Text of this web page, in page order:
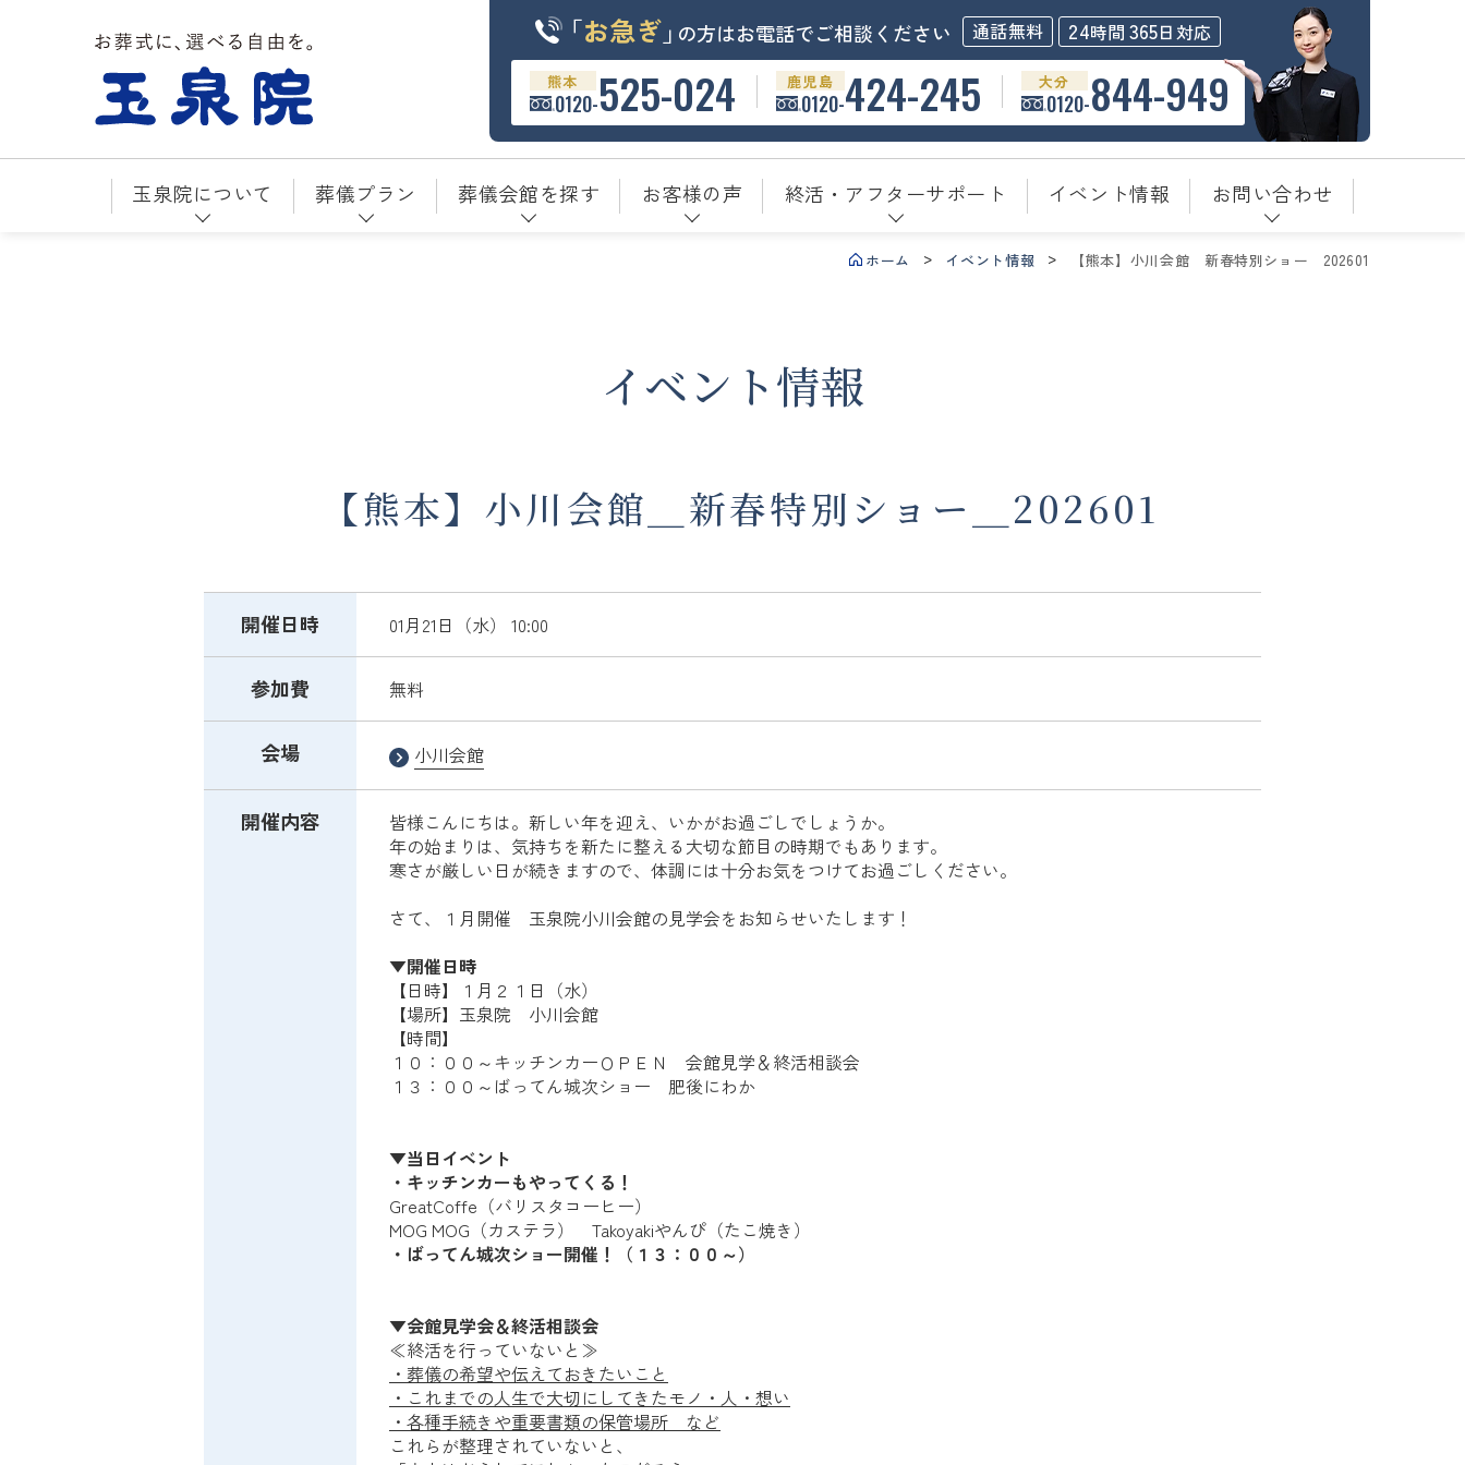
お葬式に、選べる自由を。玉泉院
「お急ぎ」 の方はお電話でご相談ください 通話無料 24時間 365日対応
熊本
0120-525-024 鹿児島
0120-424-245 大分
0120-844-949
玉泉院について 葬儀プラン 葬儀会館を探す お客様の声 終活・アフターサポート イベント情報 お問い合わせ
ホーム イベント情報 【熊本】小川会館＿新春特別ショー＿202601
イベント情報
【熊本】小川会館＿新春特別ショー＿202601
開催日時 01月21日（水） 10:00
参加費 無料
会場 小川会館
開催内容
皆様こんにちは。新しい年を迎え、いかがお過ごしでしょうか。
年の始まりは、気持ちを新たに整える大切な節目の時期でもあります。
寒さが厳しい日が続きますので、体調には十分お気をつけてお過ごしください。
さて、１月開催 玉泉院小川会館の見学会をお知らせいたします！
▼開催日時
【日時】１月２１日（水）
【場所】玉泉院 小川会館
【時間】
１０：００～キッチンカーＯＰＥＮ 会館見学＆終活相談会
１３：００～ばってん城次ショー 肥後にわか
▼当日イベント
・キッチンカーもやってくる！
GreatCoffe（バリスタコーヒー）
MOG MOG（カステラ） Takoyakiやんぴ（たこ焼き）
・ばってん城次ショー開催！（１３：００～）
▼会館見学会＆終活相談会
≪終活を行っていないと≫
・葬儀の希望や伝えておきたいこと
・これまでの人生で大切にしてきたモノ・人・想い
・各種手続きや重要書類の保管場所 など
これらが整理されていないと、